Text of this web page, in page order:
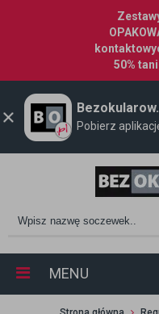
50%
Pobierz
MENU